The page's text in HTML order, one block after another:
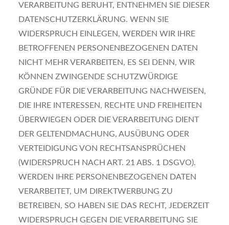
VERARBEITUNG BERUHT, ENTNEHMEN SIE DIESER
DATENSCHUTZERKLÄRUNG. WENN SIE
WIDERSPRUCH EINLEGEN, WERDEN WIR IHRE
BETROFFENEN PERSONENBEZOGENEN DATEN
NICHT MEHR VERARBEITEN, ES SEI DENN, WIR
KÖNNEN ZWINGENDE SCHUTZWÜRDIGE
GRÜNDE FÜR DIE VERARBEITUNG NACHWEISEN,
DIE IHRE INTERESSEN, RECHTE UND FREIHEITEN
ÜBERWIEGEN ODER DIE VERARBEITUNG DIENT
DER GELTENDMACHUNG, AUSÜBUNG ODER
VERTEIDIGUNG VON RECHTSANSPRÜCHEN
(WIDERSPRUCH NACH ART. 21 ABS. 1 DSGVO).
WERDEN IHRE PERSONENBEZOGENEN DATEN
VERARBEITET, UM DIREKTWERBUNG ZU
BETREIBEN, SO HABEN SIE DAS RECHT, JEDERZEIT
WIDERSPRUCH GEGEN DIE VERARBEITUNG SIE